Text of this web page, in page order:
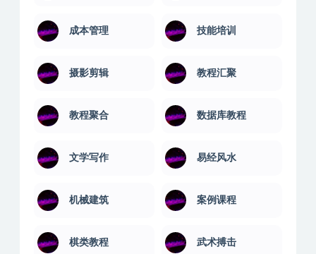
成本管理 技能培训
摄影剪辑 教程汇聚
教程聚合 数据库教程
文学写作 易经风水
机械建筑 案例课程
棋类教程 武术搏击